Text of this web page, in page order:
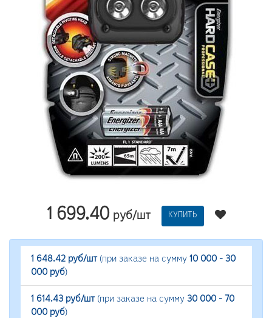
1 699.40 руб/шт КУПИТЬ
1 648.42 руб/шт(при заказе на сумму 10 000 - 30
000 руб)
1 614.43 руб/шт(при заказе на сумму 30 000 - 70
000 руб)